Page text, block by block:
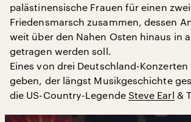
palästinensische Frauen für einen
Friedensmarsch zusammen, dessen
weit über den Nahen Osten hinaus in
getragen werden soll.
Eines von drei Deutschland-
geben, der längst Musikgeschichte
die US-Country-Legende Steve Earl &